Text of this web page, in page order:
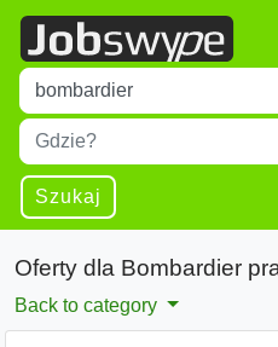
Title
Type 1 or more characters for
Miejscowość
Type 1 or more characters for
Szukaj
Oferty dla Bombardier
Back to category